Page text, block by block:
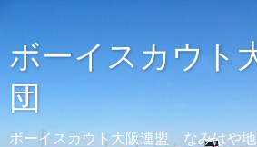
ボーイスカウト
団
ボーイスカウト大阪連盟 なみはや